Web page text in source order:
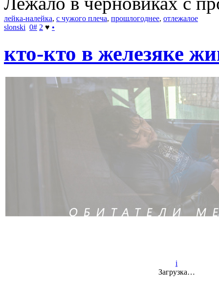
лейка-налейка, с чужого плеча, прошлогоднее, отлежалое
slonski 0# 2 ♥ •
кто-кто в железяке
i
Загрузка…